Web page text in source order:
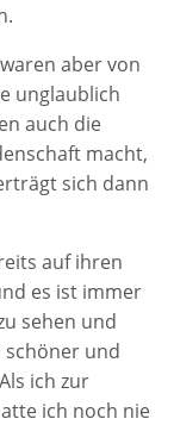
aber von
unglaublich
auch die
macht,
sich dann
auf ihren
es ist immer
sehen und
schöner und
ich zur
ich noch nie